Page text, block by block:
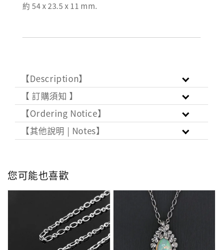
約 54 x 23.5 x 11 mm.
【Description】
【 訂購須知 】
【Ordering Notice】
【其他說明 | Notes】
您可能也喜歡